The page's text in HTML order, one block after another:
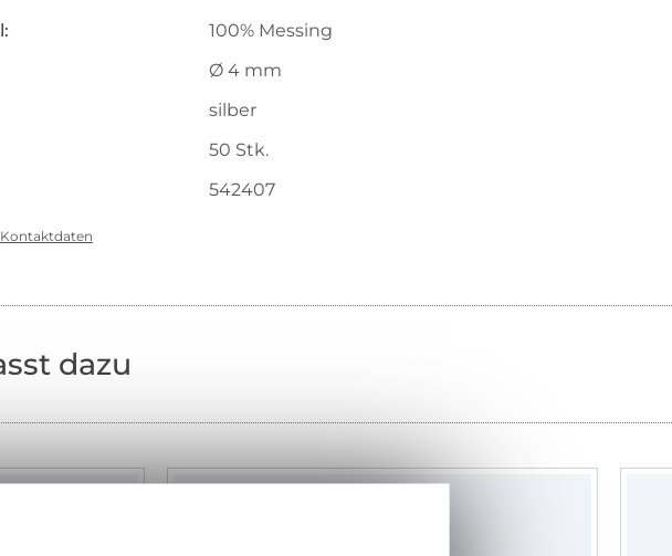
100% Messing
Ø 4 mm
silber
50 Stk.
542407
dazu